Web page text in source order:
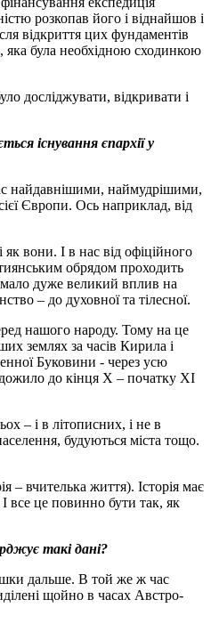
розкопав його і віднайшов і
відкриття цих фундаментів
яка була необхідною сходинкою
досліджувати, відкривати і
існування єпархії у
найдавнішими, наймудрішими,
Європи. Ось наприклад, від
вони. І в нас від офіційного
обрядом проходить
дуже великий вплив на
– до духовної та тілесної.
нашого народу. Тому на це
землях за часів Кирила і
Буковини - через усю
до кінця Х – початку ХІ
– і в літописних, і не в
будуються міста тощо.
– вчителька життя). Історія має
все це повинно бути так, як
такі дані?
дальше. В той же ж час
щойно в часах Австро-